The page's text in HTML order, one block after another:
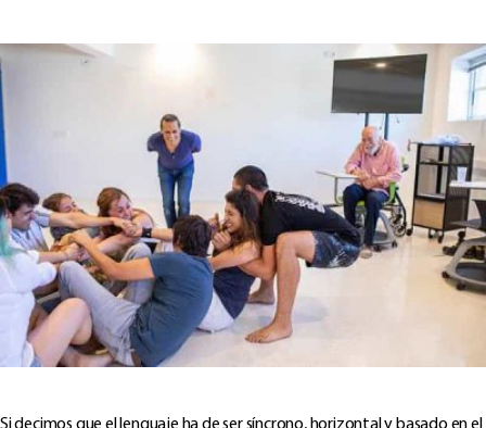
Si decimos que el lenguaje ha de ser síncrono, horizontal y basado en el